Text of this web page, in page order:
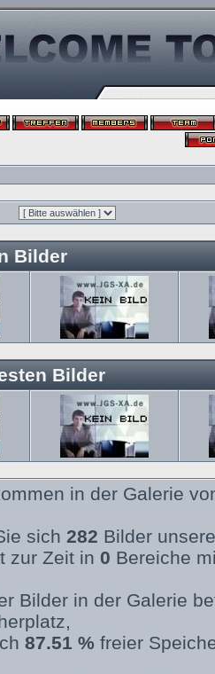
Bilder
Bilder
in der Galerie
sich 282 Bilder
zur Zeit in 0 Bereiche
Bilder in der Galerie
87.51 % freier